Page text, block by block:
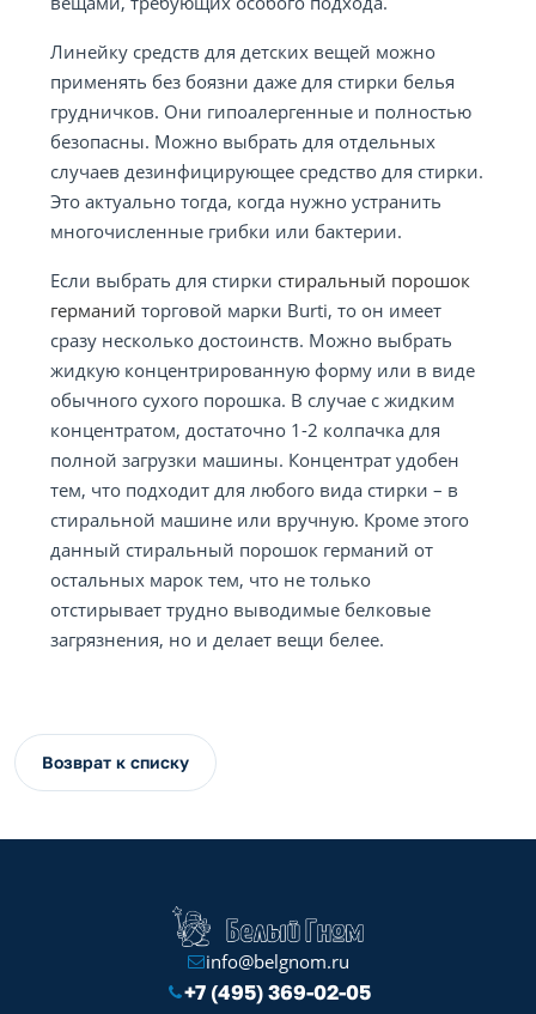
Линейку средств для детских вещей можно
применять без боязни даже для стирки белья
грудничков. Они гипоалергенные и полностью
безопасны. Можно выбрать для отдельных
случаев дезинфицирующее средство для стирки.
Это актуально тогда, когда нужно устранить
многочисленные грибки или бактерии.
Если выбрать для стирки стиральный порошок
германий торговой марки Burti, то он имеет
сразу несколько достоинств. Можно выбрать
жидкую концентрированную форму или в виде
обычного сухого порошка. В случае с жидким
концентратом, достаточно 1-2 колпачка для
полной загрузки машины. Концентрат удобен
тем, что подходит для любого вида стирки – в
стиральной машине или вручную. Кроме этого
данный стиральный порошок германий от
остальных марок тем, что не только
отстирывает трудно выводимые белковые
загрязнения, но и делает вещи белее.
Возврат к списку
info@belgnom.ru
+7 (495) 369-02-05